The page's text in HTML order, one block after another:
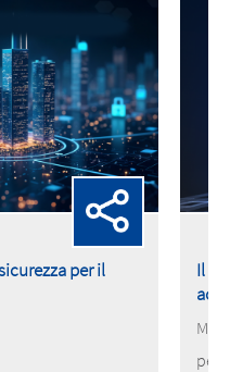
per il
Il